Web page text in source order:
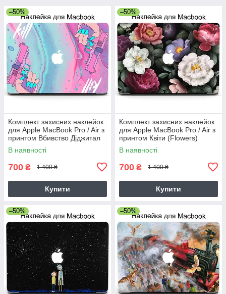
–50%
Комплект захисних наклейок
для Apple MacBook Pro / Air з
принтом Вбивство Діджитал
Арт (Kill Digital art)
В наявності
700 ₴ 1 400 ₴
Купити
–50%
Комплект захисних наклейок
для Apple MacBook Pro / Air з
принтом Квіти (Flowers)
В наявності
700 ₴ 1 400 ₴
Купити
–50% –50%